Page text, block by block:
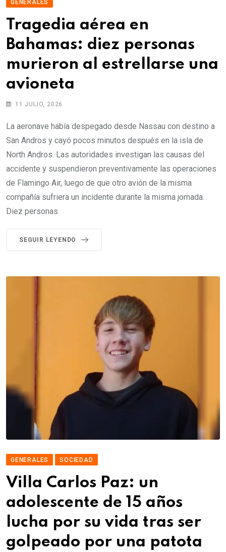
GENERALES
Tragedia aérea en
Bahamas: diez personas
murieron al estrellarse una
avioneta
11 JULIO, 2026
La aeronave había despegado desde Nassau con destino a
San Andros y cayó pocos minutos después en la isla de
North Andros. Las autoridades investigan las causas del
accidente y suspendieron preventivamente las operaciones
de Flamingo Air, luego de que otro avión de la misma
compañía sufriera un incidente durante la misma jornada.
Diez personas
SEGUIR LEYENDO
GENERALES SOCIEDAD
Villa Carlos Paz: un
adolescente de 15 años
lucha por su vida tras ser
golpeado por una patota